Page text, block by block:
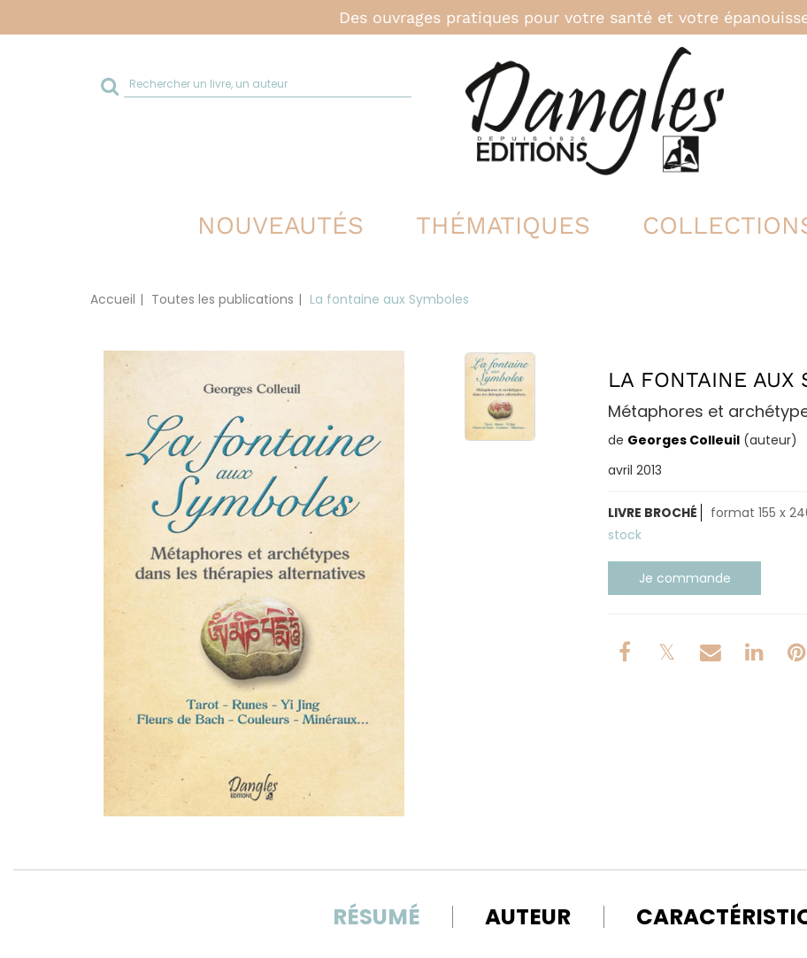
Des ouvrages pratiques pour votre santé et votre
Rechercher
sur
NOUVEAUTÉS THÉMATIQUES
Accueil Toutes les publications La fontaine aux Symboles
LA FONTAINE AUX
Métaphores et
de Georges Colleuil (auteur)
avril 2013
LIVRE BROCHÉ format 155 x
stock
RÉSUMÉ AUTEUR